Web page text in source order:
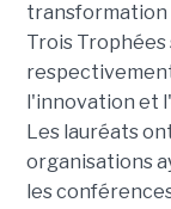
transformation
Trois
l'innovation et
Les lauréats
organisations
les